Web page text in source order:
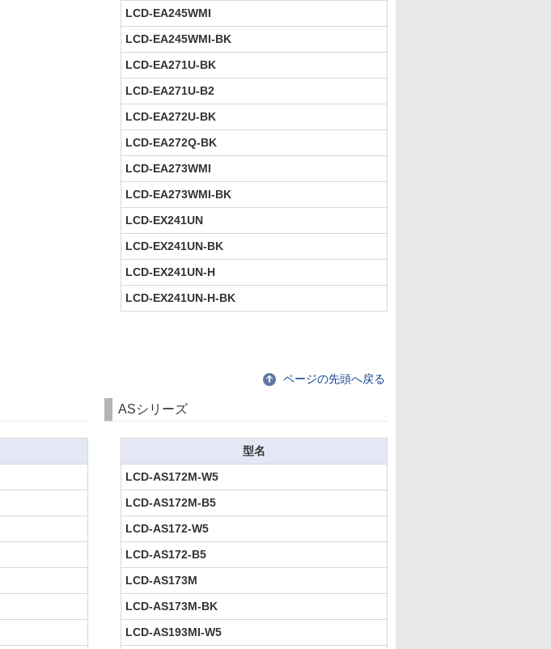
LCD-EA245WMI
LCD-EA245WMI-BK
LCD-EA271U-BK
LCD-EA271U-B2
LCD-EA272U-BK
LCD-EA272Q-BK
LCD-EA273WMI
LCD-EA273WMI-BK
LCD-EX241UN
LCD-EX241UN-BK
LCD-EX241UN-H
LCD-EX241UN-H-BK
ページの先頭へ戻る
ASシリーズ
型名
LCD-AS172M-W5
LCD-AS172M-B5
LCD-AS172-W5
LCD-AS172-B5
LCD-AS173M
LCD-AS173M-BK
LCD-AS193MI-W5